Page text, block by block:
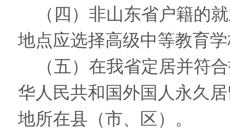
（四）非山东省户籍的
地点应选择高级中等教育
（五）在我省定居并符
华人民共和国外国人永久
地所在县（市、区）。